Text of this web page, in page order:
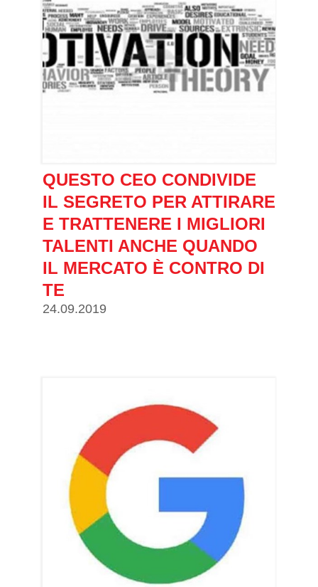
QUESTO CEO CONDIVIDE
IL SEGRETO PER ATTIRARE
E TRATTENERE I MIGLIORI
TALENTI ANCHE QUANDO
IL MERCATO È CONTRO DI
TE
24.09.2019